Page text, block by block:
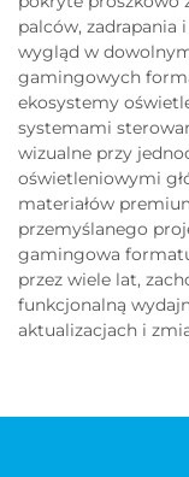
palców, zadrapania
wygląd w
gamingowych
ekosystemy
systemami
wizualne przy
oświetleniowymi
materiałów
przemyślanego
gamingowa
przez wiele lat,
funkcjonalną
aktualizacjach i